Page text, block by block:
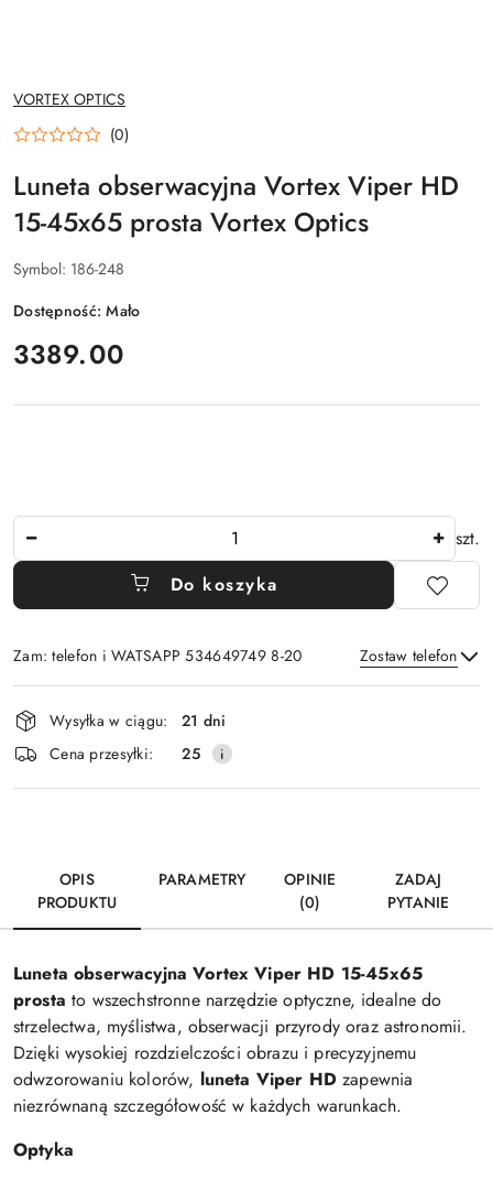
NAZWA
PRODUCENTA:
VORTEX OPTICS
(0)
Luneta obserwacyjna Vortex Viper HD
15-45x65 prosta Vortex Optics
Symbol: 186-248
Dostępność:Mało
cena:
3389.00
szt.
Do koszyka
Zam: telefon i WATSAPP 534649749 8-20 Zostaw telefon
Wyślij
Dostępność
i
dostawa
Wysyłka w ciągu:
21 dni
Cena przesyłki:
25
OPIS
PRODUKTU
PARAMETRY
OPINIE
(0)
ZADAJ
PYTANIE
Luneta obserwacyjna Vortex Viper HD 15-45x65
prosta to wszechstronne narzędzie optyczne, idealne do
strzelectwa, myślistwa, obserwacji przyrody oraz astronomii.
Dzięki wysokiej rozdzielczości obrazu i precyzyjnemu
odwzorowaniu kolorów, luneta Viper HDzapewnia
niezrównaną szczegółowość w każdych warunkach.
Optyka